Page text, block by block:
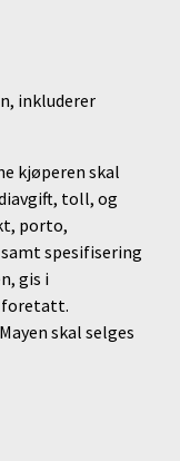
inkluderer
kjøperen skal
toll, og
porto,
spesifisering
gis i
foretatt.
skal selges